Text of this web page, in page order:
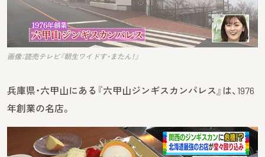
画像：読売テレビ『朝生ワイドす・またん！』
兵庫県・六甲山にある『六甲山ジンギスカンパレス』は、1976
年創業の名店。